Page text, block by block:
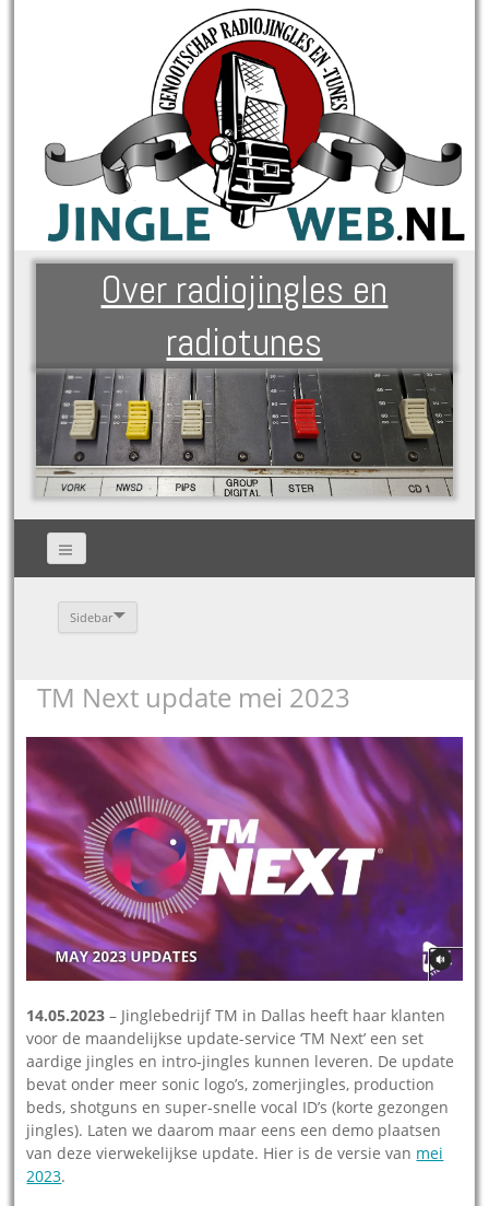
Over radiojingles en
radiotunes
Sidebar
TM Next update mei 2023
14.05.2023 – Jinglebedrijf TM in Dallas heeft haar klanten
voor de maandelijkse update-service ‘TM Next’ een set
aardige jingles en intro-jingles kunnen leveren. De update
bevat onder meer sonic logo’s, zomerjingles, production
beds, shotguns en super-snelle vocal ID’s (korte gezongen
jingles). Laten we daarom maar eens een demo plaatsen
van deze vierwekelijkse update. Hier is de versie van mei
2023.